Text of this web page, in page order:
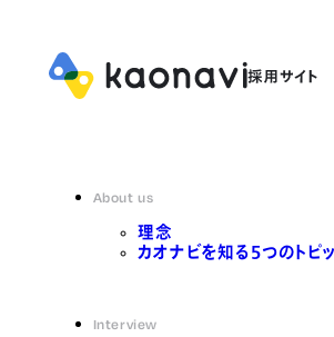
About us
理念
カオナビを知る5つのトピ
Interview